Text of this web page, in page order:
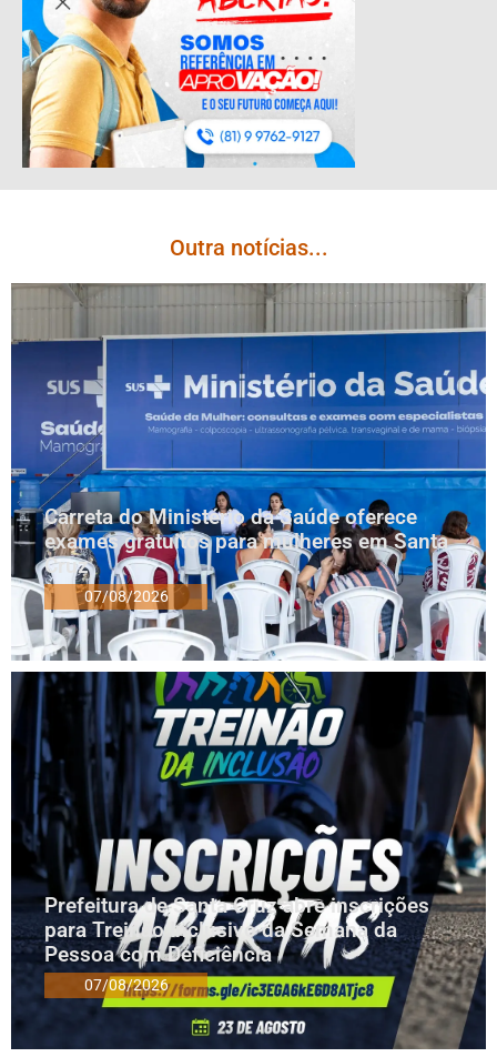
Outra notícias...
Carreta do Ministério da Saúde oferece
exames gratuitos para mulheres em Santa
Cruz
07/08/2026
Prefeitura de Santa Cruz abre inscrições
para Treinão Inclusivo da Semana da
Pessoa com Deficiência
07/08/2026